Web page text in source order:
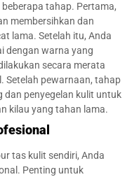
tahap. Pertama,
membersihkan dan
lama. Setelah itu, Anda
dengan warna yang
secara merata
Setelah pewarnaan, tahap
dan penyegelan kulit untuk
kilau yang tahan lama.
tas kulit sendiri, Anda
Penting untuk